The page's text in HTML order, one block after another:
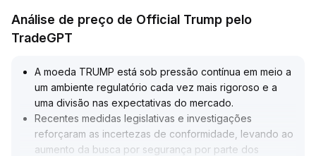
Análise de preço de Official Trump pelo
TradeGPT
A moeda TRUMP está sob pressão contínua em meio a
um ambiente regulatório cada vez mais rigoroso e a
uma divisão nas expectativas do mercado.
Recentes medidas legislativas e investigações
reforçaram as incertezas de conformidade, levando ao
aumento da busca por segurança por parte dos